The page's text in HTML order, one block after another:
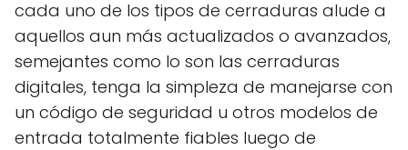
cada uno de los tipos de cerraduras alude a
aquellos aun más actualizados o avanzados,
semejantes como lo son las cerraduras
digitales, tenga la simpleza de manejarse con
un código de seguridad u otros modelos de
entrada totalmente fiables luego de